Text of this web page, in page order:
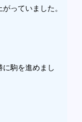
っていました。
に駒を進めまし